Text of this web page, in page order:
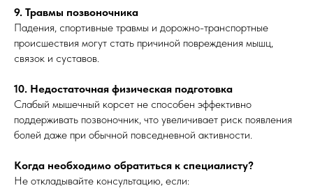
9. Травмы позвоночника
Падения, спортивные травмы и дорожно-транспортные
происшествия могут стать причиной повреждения мышц,
связок и суставов.
10. Недостаточная физическая подготовка
Слабый мышечный корсет не способен эффективно
поддерживать позвоночник, что увеличивает риск появления
болей даже при обычной повседневной активности.
Когда необходимо обратиться к специалисту?
Не откладывайте консультацию, если: